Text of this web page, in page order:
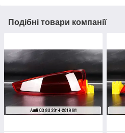
Подібні товари компанії